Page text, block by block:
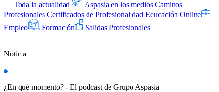
Toda la actualidad Aspasia en los medios Caminos
Profesionales Certificados de Profesionalidad Educación Online
Empleo
Formación Salidas Profesionales
Noticia
¿En qué momento? - El podcast de Grupo Aspasia